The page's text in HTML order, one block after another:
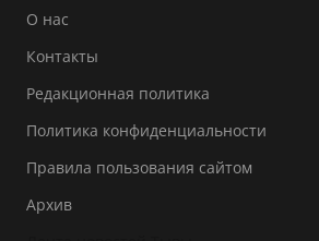
О нас
Контакты
Редакционная политика
Политика конфиденциальности
Правила пользования сайтом
Архив